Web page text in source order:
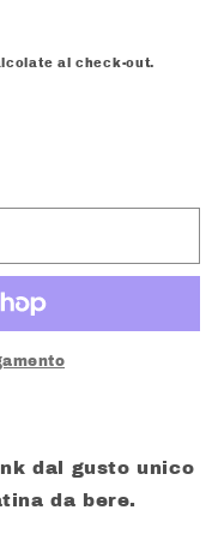
al check-out.
dal gusto unico
da bere.